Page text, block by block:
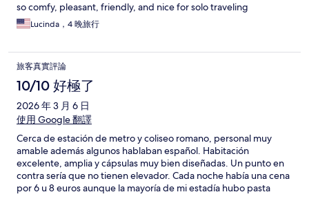
so comfy, pleasant, friendly, and nice for solo traveling
Lucinda，4 晚旅行
旅客真實評論
10/10 好極了
2026 年 3 月 6 日
使用 Google 翻譯
Cerca de estación de metro y coliseo romano, personal muy
amable además algunos hablaban español. Habitación
excelente, amplia y cápsulas muy bien diseñadas. Un punto en
contra sería que no tienen elevador. Cada noche había una cena
por 6 u 8 euros aunque la mayoría de mi estadía hubo pasta